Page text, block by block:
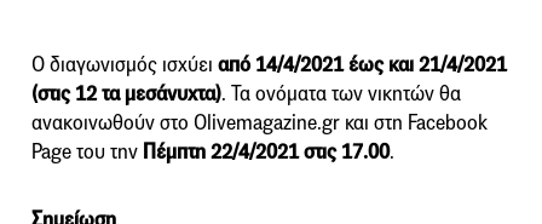
Ο διαγωνισμός ισχύει από 14/4/2021 έως και 21/4/2021
(στις 12 τα μεσάνυχτα). Τα ονόματα των νικητών θα
ανακοινωθούν στο Olivemagazine.gr και στη Facebook
Page του την Πέμπτη 22/4/2021 στις 17.00.